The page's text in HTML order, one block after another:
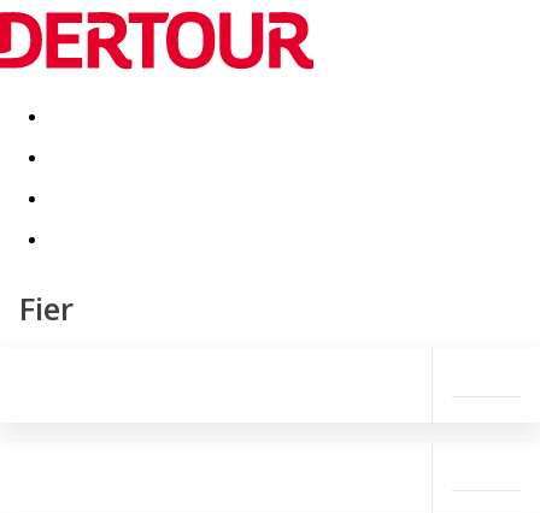
Destinatii Vacanta perfecta OFERTE DE NERATAT
Fier